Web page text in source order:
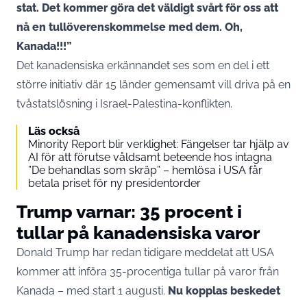
stat. Det kommer göra det väldigt svårt för oss att
nå en tullöverenskommelse med dem. Oh,
Kanada!!!”
Det kanadensiska erkännandet ses som en del i ett
större initiativ där 15 länder gemensamt vill driva på en
tvåstatslösning i Israel-Palestina-konflikten.
Läs också
Minority Report blir verklighet: Fängelser tar hjälp av
AI för att förutse våldsamt beteende hos intagna
”De behandlas som skräp” – hemlösa i USA får
betala priset för ny presidentorder
Trump varnar: 35 procent i
tullar på kanadensiska varor
Donald Trump har redan tidigare meddelat att USA
kommer att införa 35-procentiga tullar på varor från
Kanada – med start 1 augusti. Nu kopplas beskedet